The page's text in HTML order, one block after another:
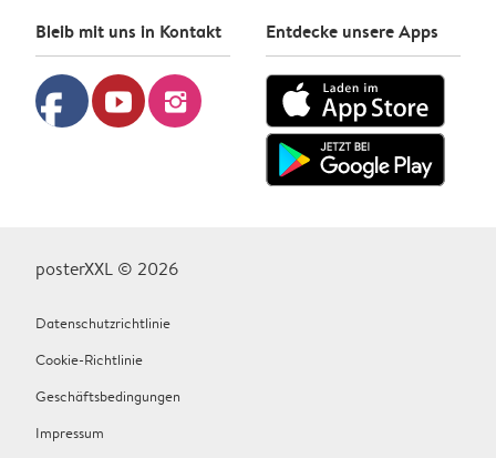
Bleib mit uns in Kontakt
facebook youtube instagram
Entdecke unsere Apps
posterXXL © 2026
Datenschutzrichtlinie
Cookie-Richtlinie
Geschäftsbedingungen
Impressum